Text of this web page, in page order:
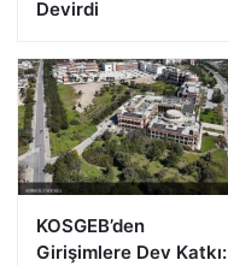
Devirdi
KOSGEB’den
Girişimlere Dev Katkı: